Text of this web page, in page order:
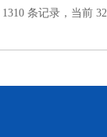
1310 条记录，当前